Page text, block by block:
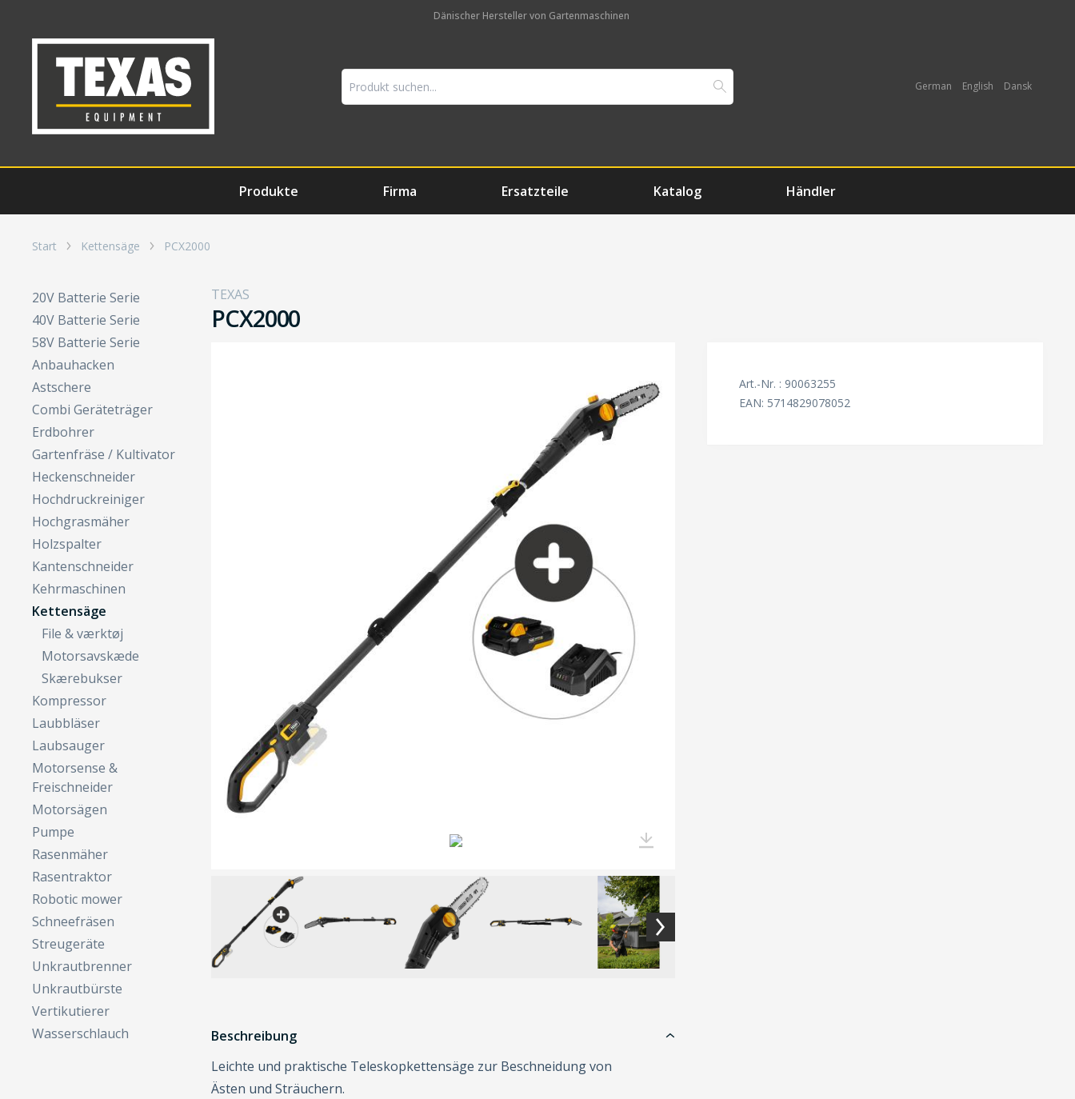
Dänischer Hersteller von Gartenmaschinen
German English Dansk
Produkte Firma Ersatzteile Katalog Händler
Start Kettensäge PCX2000
20V Batterie Serie
40V Batterie Serie
58V Batterie Serie
Anbauhacken
Astschere
Combi Geräteträger
Erdbohrer
Gartenfräse / Kultivator
Heckenschneider
Hochdruckreiniger
Hochgrasmäher
Holzspalter
Kantenschneider
Kehrmaschinen
Kettensäge
File & værktøj
Motorsavskæde
Skærebukser
Kompressor
Laubbläser
Laubsauger
Motorsense &
Freischneider
Motorsägen
Pumpe
Rasenmäher
Rasentraktor
Robotic mower
Schneefräsen
Streugeräte
Unkrautbrenner
Unkrautbürste
Vertikutierer
Wasserschlauch
TEXAS
PCX2000
Beschreibung
Leichte und praktische Teleskopkettensäge zur Beschneidung von
Ästen und Sträuchern.
Art.-Nr. : 90063255
EAN: 5714829078052